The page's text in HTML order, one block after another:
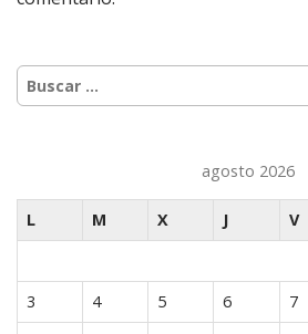
a
i
ó
e
n
Buscar:
agosto 2026
L M X J V
3
4 5 6 7